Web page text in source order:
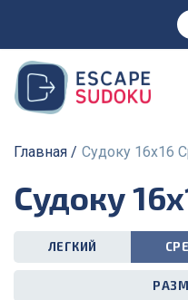
Главная Судоку 16x16
Судоку
ЛЕГКИЙ